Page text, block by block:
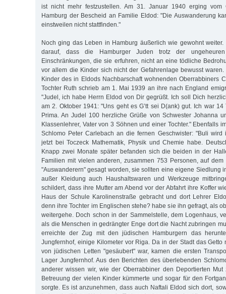
ist nicht mehr festzustellen. Am 31. Januar 1940 erging vom
Hamburg der Bescheid an Familie Eldod: "Die Auswanderung
einstweilen nicht stattfinden."
Noch ging das Leben in Hamburg äußerlich wie gewohnt
darauf, dass die Hamburger Juden trotz der ungeheuren
Einschränkungen, die sie erfuhren, nicht an eine tödliche
vor allem die Kinder sich nicht der Gefahrenlage bewusst
Kinder des in Eldods Nachbarschaft wohnenden Oberrabbiners
Tochter Ruth schrieb am 1. Mai 1939 an ihre nach England
"Judel, ich habe Herrn Eldod von Dir gegrüßt. Ich soll Dich
am 2. Oktober 1941: "Uns geht es G’tt sei D(ank) gut. Ich war
Prima. An Judel 100 herzliche Grüße von Schwester Johanna
Klassenlehrer, Vater von 3 Söhnen und einer Tochter." Ebenfalls
Schlomo Peter Carlebach an die fernen Geschwister: "Buli wird
jetzt bei Toczeck Mathematik, Physik und Chemie habe.
Knapp zwei Monate später befanden sich die beiden in der
Familien mit vielen anderen, zusammen 753 Personen, auf
"Auswanderern" gesagt worden, sie sollten eine eigene Siedlung
außer Kleidung auch Haushaltswaren und Werkzeuge
schildert, dass ihre Mutter am Abend vor der Abfahrt ihre Koffer
Haus der Schule Karolinenstraße gebracht und dort Lehrer
denn ihre Tochter im Englischen stehe? habe sie ihn gefragt, als
weitergehe. Doch schon in der Sammelstelle, dem Logenhaus,
als die Menschen in gedrängter Enge dort die Nacht zubringen
erreichte der Zug mit den jüdischen Hamburgern das
Jungfernhof, einige Kilometer vor Riga. Da in der Stadt das Getto
von jüdischen Letten "gesäubert" war, kamen die ersten
Lager Jungfernhof. Aus den Berichten des überlebenden
anderer wissen wir, wie der Oberrabbiner den Deportierten
Betreuung der vielen Kinder kümmerte und sogar für den
sorgte. Es ist anzunehmen, dass auch Naftali Eldod sich dort,